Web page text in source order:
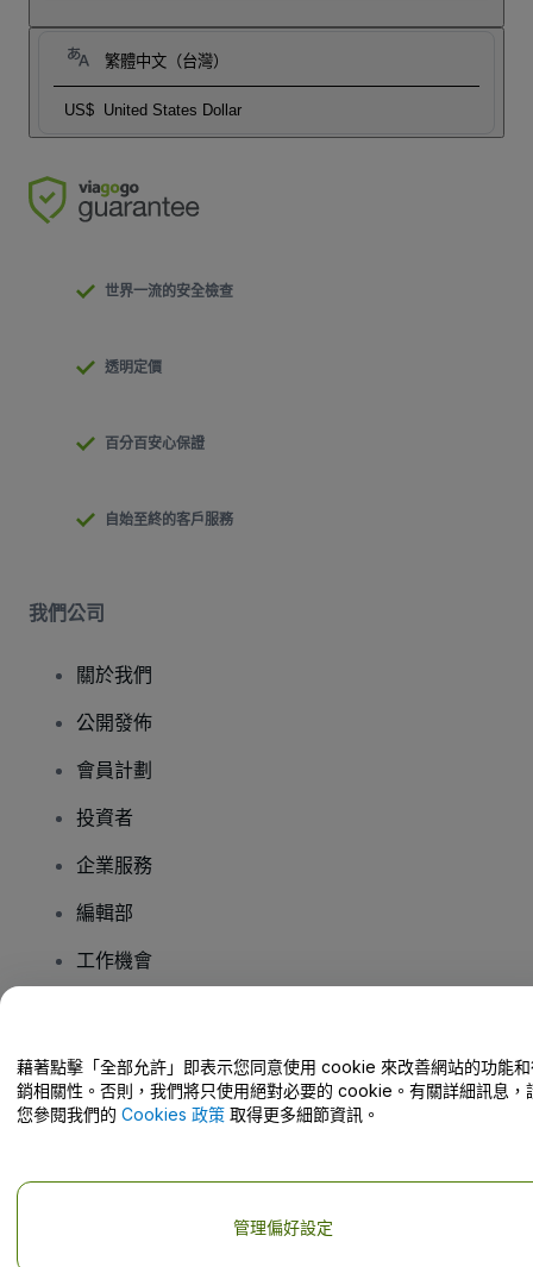
繁體中文（台灣）
US$ United States Dollar
世界一流的安全檢查
透明定價
百分百安心保證
自始至終的客戶服務
我們公司
關於我們
公開發佈
會員計劃
投資者
企業服務
編輯部
工作機會
幫助中心 / 聯絡我們
公司詳情
藉著點擊「全部允許」即表示您同意使用 cookie 來改善網站的功能
銷相關性。否則，我們將只使用絕對必要的 cookie。有關詳細訊息，
您參閱我們的 Cookies 政策 取得更多細節資訊。
管理偏好設定